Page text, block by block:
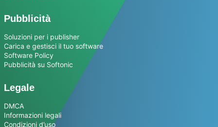
Pubblicità
Soluzioni per i publisher
Carica e gestisci il tuo software
Software Policy
Pubblicità su Softonic
Legale
DMCA
Informazioni legali
Condizioni d’uso